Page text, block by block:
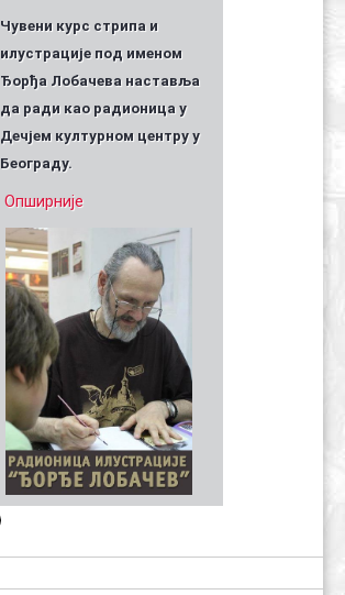
Чувени курс стрипа и
илустрације под именом
Ђорђа Лобачева наставља
да ради као радионица у
Дечјем културном центру у
Београду.
Опширније